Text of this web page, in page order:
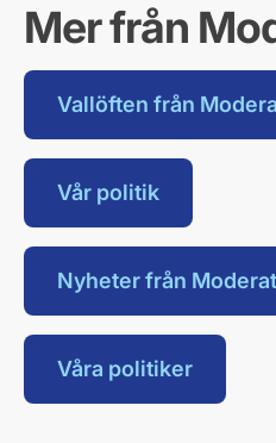
Mer från
Vallöften från
Vår politik
Nyheter från
Våra politiker